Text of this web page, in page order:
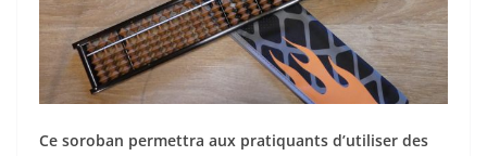
Ce soroban permettra aux pratiquants d’utiliser des